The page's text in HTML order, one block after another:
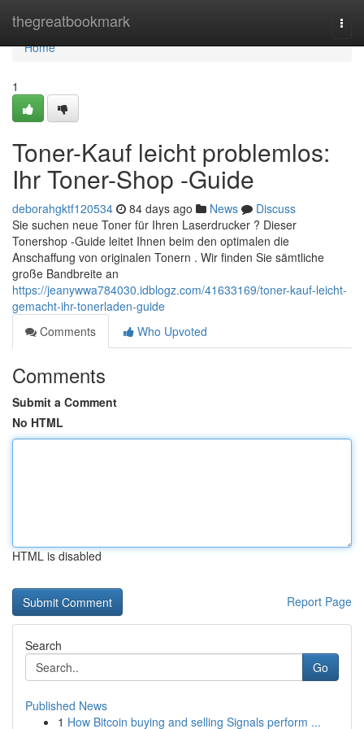
thegreatbookmark
Home
Home
1
Toner-Kauf leicht problemlos:
Ihr Toner-Shop -Guide
deborahgktf120534 84 days ago News
Discuss
Sie suchen neue Toner für Ihren Laserdrucker ? Dieser
Tonershop -Guide leitet Ihnen beim den optimalen die
Anschaffung von originalen Tonern . Wir finden Sie sämtliche
große Bandbreite an
https://jeanywwa784030.idblogz.com/41633169/toner-kauf-leicht-
gemacht-ihr-tonerladen-guide
Comments
Who Upvoted
Comments
Submit a Comment
No HTML
HTML is disabled
Report Page
Search
Go
Published News
1 How Bitcoin buying and selling Signals perform ...